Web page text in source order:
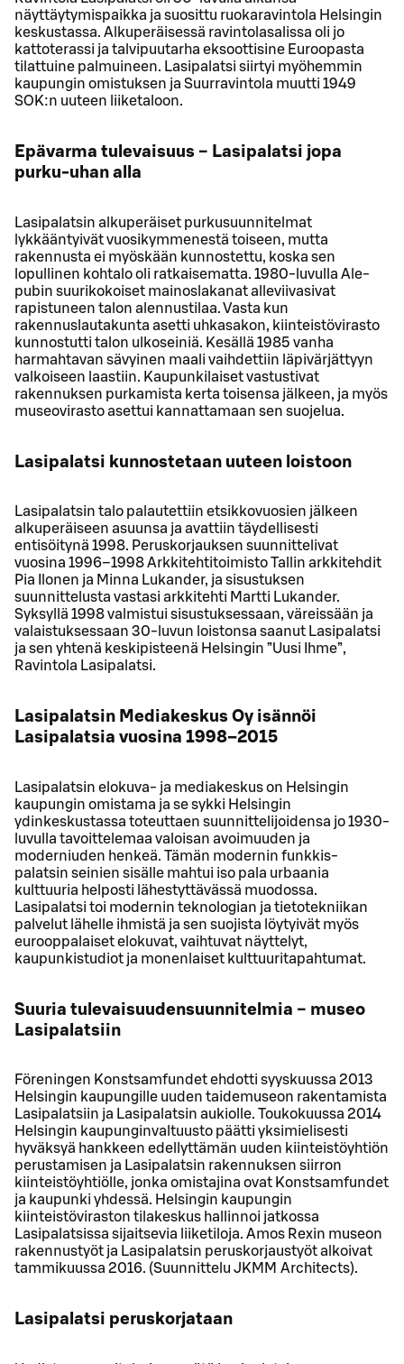
näyttäytymispaikka ja suosittu ruokaravintola Helsingin
keskustassa. Alkuperäisessä ravintolasalissa oli jo
kattoterassi ja talvipuutarha eksoottisine Euroopasta
tilattuine palmuineen. Lasipalatsi siirtyi myöhemmin
kaupungin omistuksen ja Suurravintola muutti 1949
SOK:n uuteen liiketaloon.
Epävarma tulevaisuus − Lasipalatsi jopa
purku-uhan alla
Lasipalatsin alkuperäiset purkusuunnitelmat
lykkääntyivät vuosikymmenestä toiseen, mutta
rakennusta ei myöskään kunnostettu, koska sen
lopullinen kohtalo oli ratkaisematta. 1980-luvulla Ale-
pubin suurikokoiset mainoslakanat alleviivasivat
rapistuneen talon alennustilaa. Vasta kun
rakennuslautakunta asetti uhkasakon, kiinteistövirasto
kunnostutti talon ulkoseiniä. Kesällä 1985 vanha
harmahtavan sävyinen maali vaihdettiin läpivärjättyyn
valkoiseen laastiin. Kaupunkilaiset vastustivat
rakennuksen purkamista kerta toisensa jälkeen, ja myös
museovirasto asettui kannattamaan sen suojelua.
Lasipalatsi kunnostetaan uuteen loistoon
Lasipalatsin talo palautettiin etsikkovuosien jälkeen
alkuperäiseen asuunsa ja avattiin täydellisesti
entisöitynä 1998. Peruskorjauksen suunnittelivat
vuosina 1996–1998 Arkkitehtitoimisto Tallin arkkitehdit
Pia Ilonen ja Minna Lukander, ja sisustuksen
suunnittelusta vastasi arkkitehti Martti Lukander.
Syksyllä 1998 valmistui sisustuksessaan, väreissään ja
valaistuksessaan 30-luvun loistonsa saanut Lasipalatsi
ja sen yhtenä keskipisteenä Helsingin ”Uusi Ihme”,
Ravintola Lasipalatsi.
Lasipalatsin Mediakeskus Oy isännöi
Lasipalatsia vuosina 1998–2015
Lasipalatsin elokuva- ja mediakeskus on Helsingin
kaupungin omistama ja se sykki Helsingin
ydinkeskustassa toteuttaen suunnittelijoidensa jo 1930-
luvulla tavoittelemaa valoisan avoimuuden ja
moderniuden henkeä. Tämän modernin funkkis-
palatsin seinien sisälle mahtui iso pala urbaania
kulttuuria helposti lähestyttävässä muodossa.
Lasipalatsi toi modernin teknologian ja tietotekniikan
palvelut lähelle ihmistä ja sen suojista löytyivät myös
eurooppalaiset elokuvat, vaihtuvat näyttelyt,
kaupunkistudiot ja monenlaiset kulttuuritapahtumat.
Suuria tulevaisuudensuunnitelmia − museo
Lasipalatsiin
Föreningen Konstsamfundet ehdotti syyskuussa 2013
Helsingin kaupungille uuden taidemuseon rakentamista
Lasipalatsiin ja Lasipalatsin aukiolle. Toukokuussa 2014
Helsingin kaupunginvaltuusto päätti yksimielisesti
hyväksyä hankkeen edellyttämän uuden kiinteistöyhtiön
perustamisen ja Lasipalatsin rakennuksen siirron
kiinteistöyhtiölle, jonka omistajina ovat Konstsamfundet
ja kaupunki yhdessä. Helsingin kaupungin
kiinteistöviraston tilakeskus hallinnoi jatkossa
Lasipalatsissa sijaitsevia liiketiloja. Amos Rexin museon
rakennustyöt ja Lasipalatsin peruskorjaustyöt alkoivat
tammikuussa 2016. (Suunnittelu JKMM Architects).
Lasipalatsi peruskorjataan